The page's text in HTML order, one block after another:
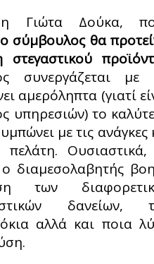
Γιώτα Δούκα,
ο σύμβουλος θα
συνεργάζεται με
αμερόληπτα (γιατί
υπηρεσιών) το
με τις ανάγκες
πελάτη.
διαμεσολαβητής
των
δανείων,
αλλά και ποια